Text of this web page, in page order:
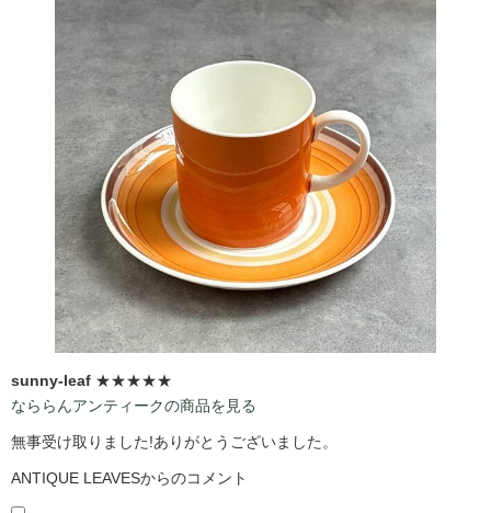
sunny-leaf ★★★★★
なららんアンティークの商品を見る
無事受け取りました!ありがとうございました。
ANTIQUE LEAVESからのコメント